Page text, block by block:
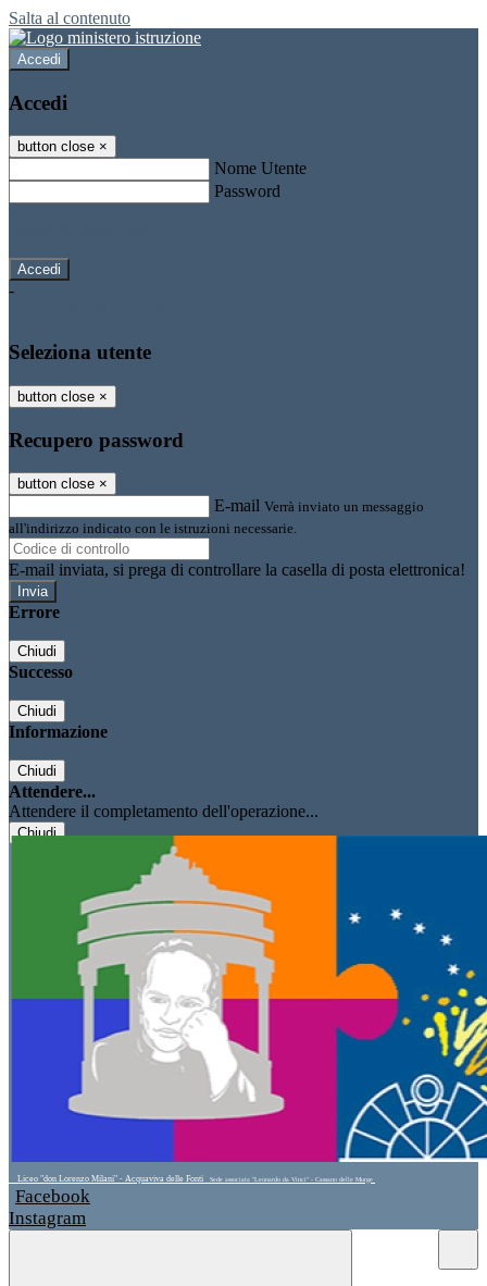
Salta al contenuto
Accedi
Accedi
button close ×
Nome Utente
Password
-
Seleziona utente
button close ×
Recupero password
button close ×
E-mail Verrà inviato un messaggio
all'indirizzo indicato con le istruzioni necessarie.
E-mail inviata, si prega di controllare la casella di posta elettronica!
Errore
Chiudi
Successo
Chiudi
Informazione
Chiudi
Attendere...
Attendere il completamento dell'operazione...
Chiudi
Liceo "don Lorenzo Milani" - Acquaviva delle Fonti Sede associata "Leonardo da Vinci" - Cassano delle Murge
Facebook
Instagram